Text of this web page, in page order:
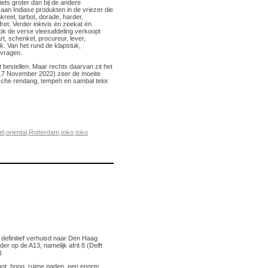
groter dan bij de andere
Indiase produkten in de vriezer die
tarbot, dorade, harder,
Verder inktvis én zeekat én
de verse vleesafdeling verkoopt
schenkel, procureur, lever,
Van het rund de klapstuk,
Maar rechts daarvan zit het
November 2022) zeer de moeite
rendang, tempeh en sambal telor.
oriental Rotterdam toko toko
verhuisd naar Den Haag
op de A13, namelijk afrit 8 (Delft
hoog, ruime paden, een enorm